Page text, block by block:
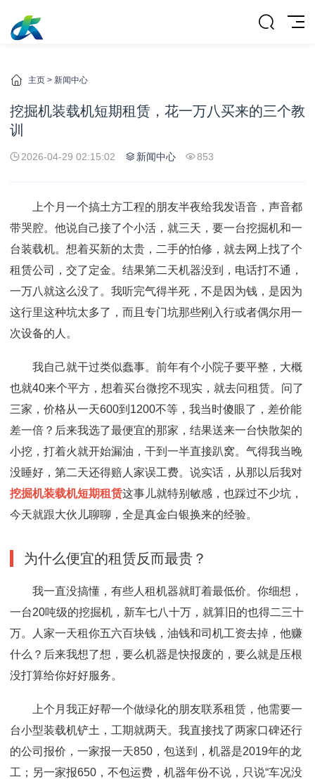
主页 > 新闻中心
挖掘机装载机短期租赁，花一万八买来的三个教
训
2026-04-29 02:15:02 新闻中心 853
上个月一个搞土方工程的朋友半夜给我发语音，声音都
带哭腔。他说自己接了个小活，就三天，要一台挖掘机和一
台装载机。想着买新的太贵，二手的怕修，就去网上找了个
租赁公司，交了定金。结果第二天机器没到，电话打不通，
一万八就这么没了。我听完气得半死，不是因为钱，是因为
这行里这种坑太多了，而且专门坑那些刚入行或者偶尔用一
次设备的人。
我自己就干过类似蠢事。前年有个小院子要平整，大概
也就40来个平方，想着买台微挖不现实，就去问租赁。问了
三家，价格从一天600到1200不等，我当时傻眼了，差价能
差一倍？后来我选了最便宜的那家，结果送来一台快散架的
小挖，打着火就开始漏油，干到一半直接趴窝。气得我当晚
没睡好，第二天还得赔人家误工费。说实话，从那以后我对
挖掘机装载机短期租赁这事儿就特别敏感，也踩过不少坑，
今天就跟大伙儿聊聊，全是真金白银换来的经验。
为什么便宜的租赁反而最贵？
我一直没搞懂，有些人租机器就盯着最低价。你细想，
一台20吨级的挖掘机，新车七八十万，就算旧的也得二三十
万。人家一天租你五六百块钱，油钱和司机工资去掉，他赚
什么？后来我想了想，要么机器是快报废的，要么就是压根
没打算给你好好服务。
上个月我正好帮一个做绿化的朋友联系租赁，他需要一
台小型装载机铲土，工期就两天。我直接找了两家口碑还行
的公司报价，一家报一天850，包送到，机器是2019年的龙
工；另一家报650，不包运费，机器年份不说，只说“车况没